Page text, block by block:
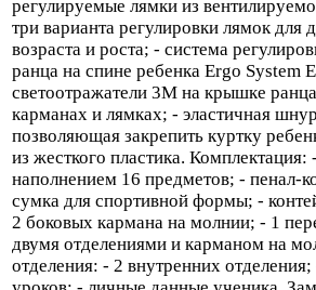
регулируемые лямки из
три варианта регулировки лямок для
возраста и роста; - система
ранца на спине ребенка Ergo System
светоотражатели 3M на крышке
карманах и лямках; - эластичная
позволяющая закрепить куртку
из жесткого пластика. Комплектация:
наполнением 16 предметов; - пенал-
сумка для спортивной формы; -
2 боковых кармана на молнии; - 1
двумя отделениями и карманом на
отделения: - 2 внутренних